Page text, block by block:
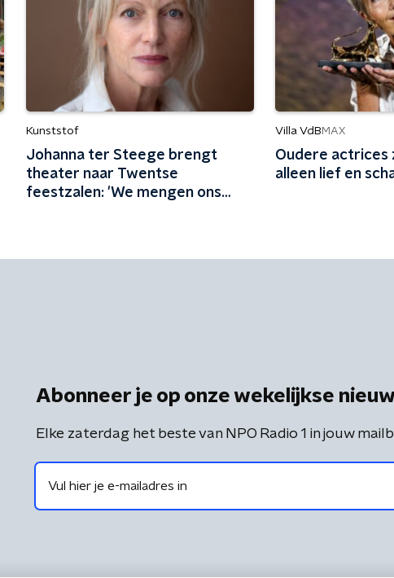
Kunststof
Johanna ter Steege brengt
theater naar Twentse
feestzalen: 'We mengen ons
Villa VdB MAX
Oudere actrices
alleen lief en
Abonneer je op onze wekelijkse
Elke zaterdag het beste van NPO Radio 1 in jouw